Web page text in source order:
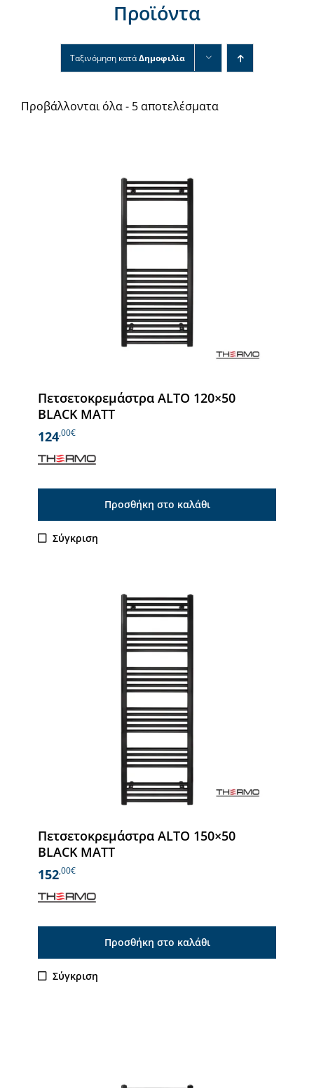
Επικοινωνία
Προϊόντα
Ταξινόμηση κατάΔημοφιλία
Προβάλλονται όλα - 5 αποτελέσματα
Πετσετοκρεμάστρα ALTO 120×50
BLACK MATT
124,00€
Προσθήκη στο καλάθι
Σύγκριση
Πετσετοκρεμάστρα ALTO 150×50
BLACK MATT
152,00€
Προσθήκη στο καλάθι
Σύγκριση